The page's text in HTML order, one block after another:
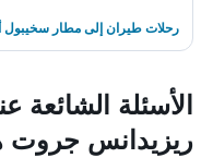
رحلات طيران إلى مطار سخيبول
الأسئلة الشائعة
ريزيدانس جروت